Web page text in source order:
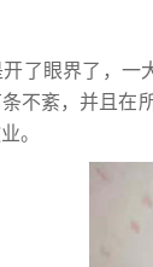
了眼界了，一
不紊，并且在
。